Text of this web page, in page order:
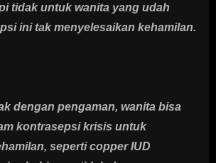
tidak untuk wanita yang udah
ini tak menyelesaikan kehamilan.
dengan pengaman, wanita bisa
kontrasepsi krisis untuk
seperti copper IUD